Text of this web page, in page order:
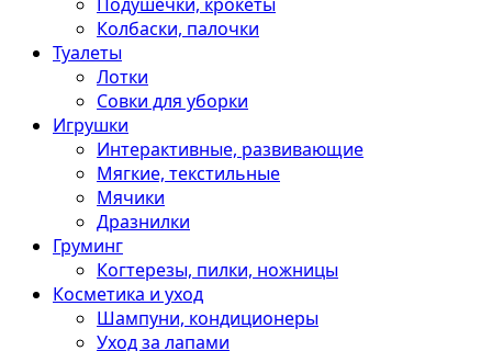
Колбаски, палочки
Туалеты
Лотки
Совки для уборки
Игрушки
Интерактивные, развивающие
Мягкие, текстильные
Мячики
Дразнилки
Груминг
Когтерезы, пилки, ножницы
Косметика и уход
Шампуни, кондиционеры
Уход за лапами